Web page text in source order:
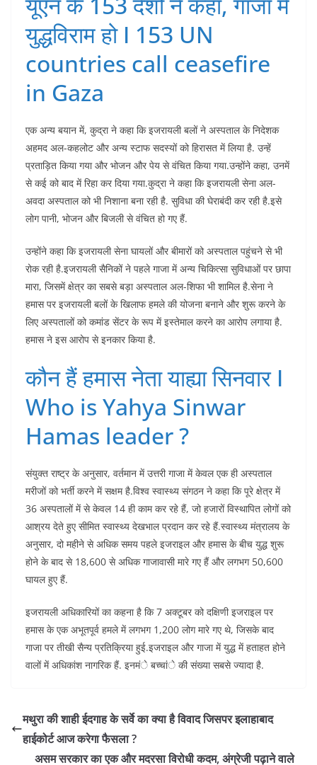
युद्धविराम हो I 153 UN
countries call ceasefire
in Gaza
एक अन्य बयान में, कुद्रा ने कहा कि इजरायली बलों ने अस्पताल के निदेशक
अहमद अल-कहलोट और अन्य स्टाफ सदस्यों को हिरासत में लिया है. उन्हें
प्रताड़ित किया गया और भोजन और पेय से वंचित किया गया.उन्होंने कहा, उनमें
से कई को बाद में रिहा कर दिया गया.कुद्रा ने कहा कि इजरायली सेना अल-
अवदा अस्पताल को भी निशाना बना रही है. सुविधा की घेराबंदी कर रही है.इसे
लोग पानी, भोजन और बिजली से वंचित हो गए हैं.
उन्होंने कहा कि इजरायली सेना घायलों और बीमारों को अस्पताल पहुंचने से भी
रोक रही है.इजरायली सैनिकों ने पहले गाजा में अन्य चिकित्सा सुविधाओं पर छापा
मारा, जिसमें क्षेत्र का सबसे बड़ा अस्पताल अल-शिफा भी शामिल है.सेना ने
हमास पर इजरायली बलों के खिलाफ हमले की योजना बनाने और शुरू करने के
लिए अस्पतालों को कमांड सेंटर के रूप में इस्तेमाल करने का आरोप लगाया है.
हमास ने इस आरोप से इनकार किया है.
कौन हैं हमास नेता याह्या सिनवार I
Who is Yahya Sinwar
Hamas leader ?
संयुक्त राष्ट्र के अनुसार, वर्तमान में उत्तरी गाजा में केवल एक ही अस्पताल
मरीजों को भर्ती करने में सक्षम है.विश्व स्वास्थ्य संगठन ने कहा कि पूरे क्षेत्र में
36 अस्पतालों में से केवल 14 ही काम कर रहे हैं, जो हजारों विस्थापित लोगों को
आश्रय देते हुए सीमित स्वास्थ्य देखभाल प्रदान कर रहे हैं.स्वास्थ्य मंत्रालय के
अनुसार, दो महीने से अधिक समय पहले इजराइल और हमास के बीच युद्ध शुरू
होने के बाद से 18,600 से अधिक गाजावासी मारे गए हैं और लगभग 50,600
घायल हुए हैं.
इजरायली अधिकारियों का कहना है कि 7 अक्टूबर को दक्षिणी इजराइल पर
हमास के एक अभूतपूर्व हमले में लगभग 1,200 लोग मारे गए थे, जिसके बाद
गाजा पर तीखी सैन्य प्रतिक्रिया हुई.इजराइल और गाजा में युद्ध में हताहत होने
वालों में अधिकांश नागरिक हैं. इनमंे बच्चांे की संख्या सबसे ज्यादा है.
मथुरा की शाही ईदगाह के सर्वे का क्या है विवाद जिसपर इलाहाबाद
हाईकोर्ट आज करेगा फैसला ?
असम सरकार का एक और मदरसा विरोधी कदम, अंग्रेजी पढ़ाने वाले